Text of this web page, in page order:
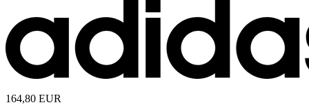
164,80 EUR